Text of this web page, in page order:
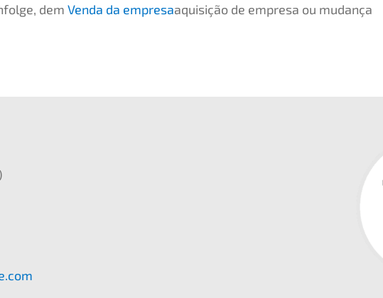
dem Venda da empre­saaquisi­ção de empre­sa ou mudan­ça